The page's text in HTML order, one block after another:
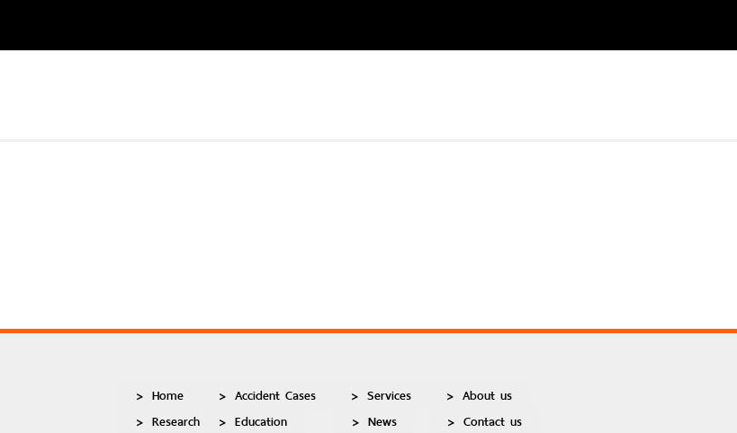
Home Accident Cases Services
About us
Research
Education News Contact us